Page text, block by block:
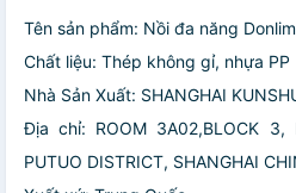
Tên sản phẩm: Nồi đa năng Donlim
Chất liệu: Thép không gỉ, nhựa PP
Nhà Sản Xuất: SHANGHAI
Địa chỉ: ROOM 3A02,BLOCK 3,
PUTUO DISTRICT, SHANGHAI